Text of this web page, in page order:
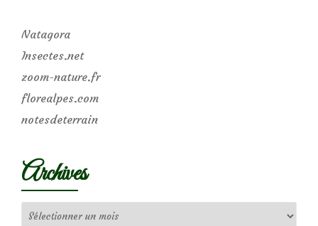
Natagora
Insectes.net
zoom-nature.fr
florealpes.com
notesdeterrain
Archives